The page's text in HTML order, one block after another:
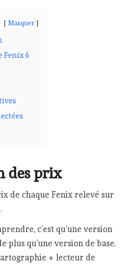
Masquer
Fenix 6
des prix
de chaque Fenix relevé sur
c’est qu’une version
plus qu’une version de base.
+ lecteur de